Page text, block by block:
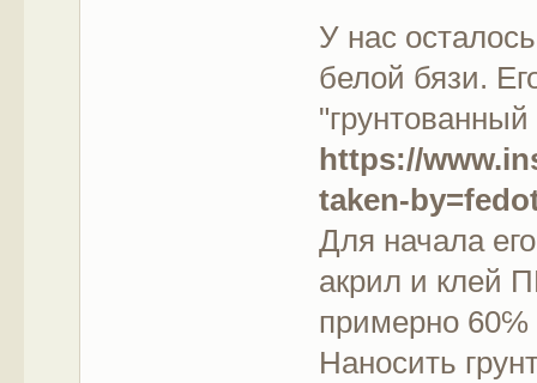
У нас
белой бязи.
"грунтованный
https://
taken-
Для начала
акрил и клей
примерно
Наносить